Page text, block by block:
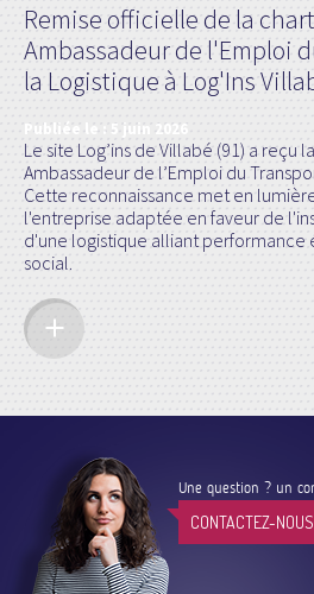
Remise officielle de la
Ambassadeur de l'Emploi
la Logistique à Log'Ins
Publiée le : 5 juin 2026
Le site Log’ins de Villabé (91) a reçu
Ambassadeur de l’Emploi du
Cette reconnaissance met en
l'entreprise adaptée en faveur de
d'une logistique alliant
social.
Une question ? un
CONTACTEZ-NOUS